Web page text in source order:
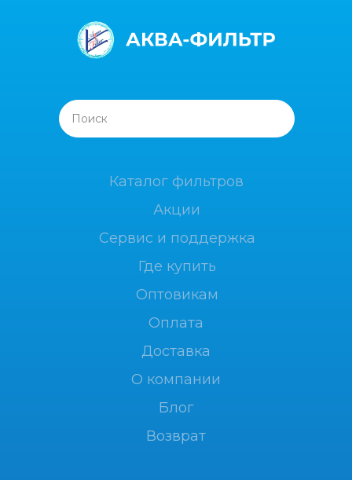
Поиск
Каталог фильтров
Оплата
Доставка
О компании
Блог
Возврат
Акции
Сервис и поддержка
Где купить
Оптовикам